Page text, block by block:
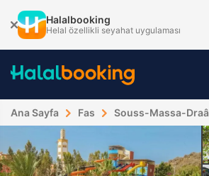
Halalbooking
Helal özellikli seyahat uygulaması
Ana Sayfa Fas Souss-Massa-Draâ